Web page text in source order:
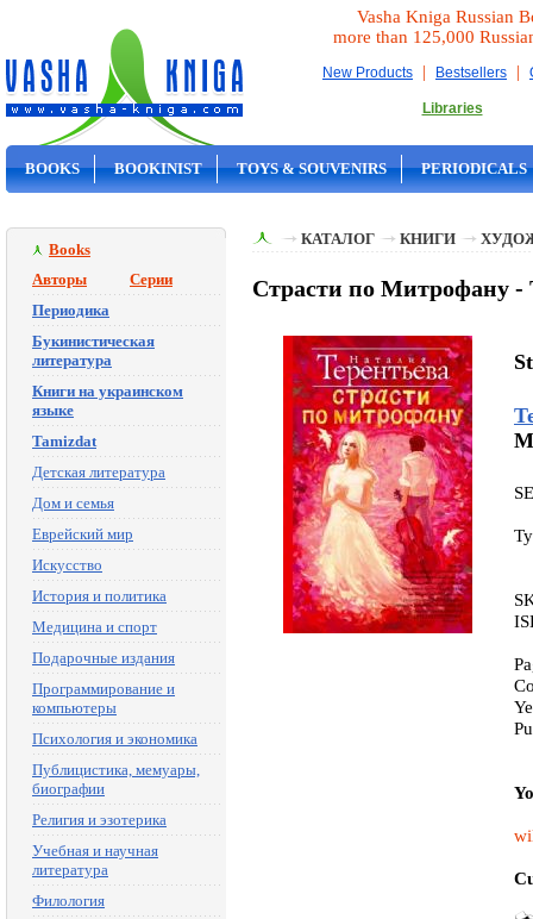
Vasha Kniga Russian
more than 125,000
New Products | Bestsellers |
Libraries
BOOKS BOOKINIST TOYS & SOUVENIRS PERIODICALS
Books
Авторы
Серии
Периодика
Букинистическая
литература
Книги на украинском
языке
Tamizdat
Детская литература
Дом и семья
Еврейский мир
Искусство
История и политика
Медицина и спорт
Подарочные издания
Программирование и
компьютеры
Психология и экономика
Публицистика, мемуары,
биографии
Религия и эзотерика
Учебная и научная
литература
Филология
КАТАЛОГ КНИГИ
Страсти по Митрофану -